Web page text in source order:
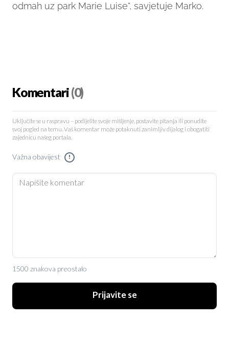
odmah uz park Marie Luise“, savjetuje Marko.
Komentari(0)
Uključite se u raspravu – podijelite svoje mišljenje, postavite pitanja ili ponudite
svoj pogled na temu. Vaš komentar može potaknuti zanimljiv dijalog i obogatiti
zajednicu našeg portala.
Važna obavijest !
1500 znakova preostalo
Prijavite se